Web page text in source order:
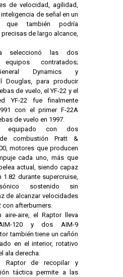
de velocidad, agilidad,
de señal en un
que también podría
de largo alcance,
seleccionó las dos
contratados;
General Dynamics y
Douglas, para producir
de vuelo, el YF-22 y el
YF-22 fue finalmente
con el primer F-22A
de vuelo en 1997.
equipado con dos
de combustión Pratt &
motores que producen
cada uno, más que
actual, siendo capaz
durante supercruise,
sostenido sin
de alcanzar velocidades
con afterburners.
aire-aire, el Raptor lleva
120 y dos AIM-9
también tiene un cañón
en el interior, rotativo
ala derecha.
Raptor de recopilar y
táctica permite a las